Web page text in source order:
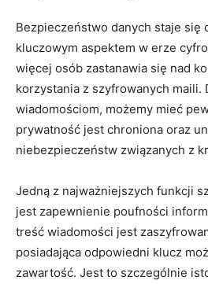
Bezpieczeństwo danych staje się
kluczowym aspektem w erze
więcej osób zastanawia się nad
korzystania z szyfrowanych maili.
wiadomościom, możemy mieć
prywatność jest chroniona oraz
niebezpieczeństw związanych z
Jedną z najważniejszych funkcji
jest zapewnienie poufności
treść wiadomości jest
posiadająca odpowiedni klucz
zawartość. Jest to szczególnie